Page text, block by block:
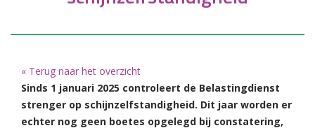
« Terug naar het overzicht
Sinds 1 januari 2025 controleert de Belastingdienst
strenger op schijnzelfstandigheid. Dit jaar worden er
echter nog geen boetes opgelegd bij constatering,